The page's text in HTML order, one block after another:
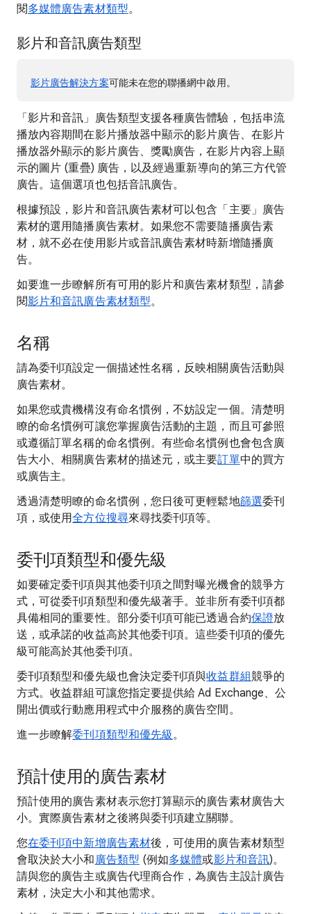
閱多媒體廣告素材類型。
影片和音訊廣告類型
影片廣告解決方案可能未在您的聯播網中啟用。
「影片和音訊」廣告類型支援各種廣告體驗，包括串流
播放內容期間在影片播放器中顯示的影片廣告、在影片
播放器外顯示的影片廣告、獎勵廣告，在影片內容上顯
示的圖片 (重疊) 廣告，以及經過重新導向的第三方代管
廣告。這個選項也包括音訊廣告。
根據預設，影片和音訊廣告素材可以包含「主要」廣告
素材的選用隨播廣告素材。如果您不需要隨播廣告素
材，就不必在使用影片或音訊廣告素材時新增隨播廣
告。
如要進一步瞭解所有可用的影片和廣告素材類型，請參
閱影片和音訊廣告素材類型。
名稱
請為委刊項設定一個描述性名稱，反映相關廣告活動與
廣告素材。
如果您或貴機構沒有命名慣例，不妨設定一個。清楚明
瞭的命名慣例可讓您掌握廣告活動的主題，而且可參照
或遵循訂單名稱的命名慣例。有些命名慣例也會包含廣
告大小、相關廣告素材的描述元，或主要訂單中的買方
或廣告主。
透過清楚明瞭的命名慣例，您日後可更輕鬆地篩選委刊
項，或使用全方位搜尋來尋找委刊項等。
委刊項類型和優先級
如要確定委刊項與其他委刊項之間對曝光機會的競爭方
式，可從委刊項類型和優先級著手。並非所有委刊項都
具備相同的重要性。部分委刊項可能已透過合約保證放
送，或承諾的收益高於其他委刊項。這些委刊項的優先
級可能高於其他委刊項。
委刊項類型和優先級也會決定委刊項與收益群組競爭的
方式。收益群組可讓您指定要提供給 Ad Exchange、公
開出價或行動應用程式中介服務的廣告空間。
進一步瞭解委刊項類型和優先級。
預計使用的廣告素材
預計使用的廣告素材表示您打算顯示的廣告素材廣告大
小。實際廣告素材之後將與委刊項建立關聯。
您在委刊項中新增廣告素材後，可使用的廣告素材類型
會取決於大小和廣告類型 (例如多媒體或影片和音訊)。
請與您的廣告主或廣告代理商合作，為廣告主設計廣告
素材，決定大小和其他需求。